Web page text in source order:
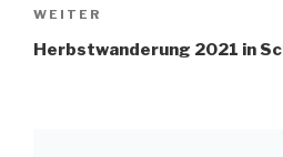
Nächster
Beitrag
WEITER
Herbstwanderung 2021 in